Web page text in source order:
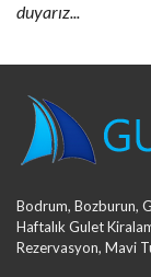
duyarız...
Bodrum, Bozburun,
Haftalık Gulet
Rezervasyon, Mavi